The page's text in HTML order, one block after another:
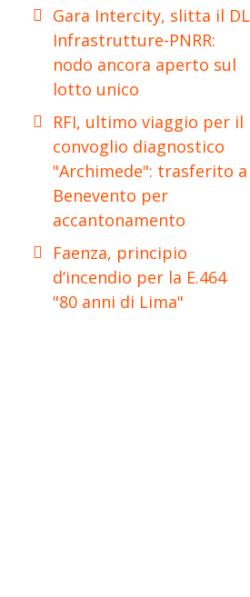
Gara Intercity, slitta il DL
Infrastrutture-PNRR:
nodo ancora aperto sul
lotto unico
RFI, ultimo viaggio per il
convoglio diagnostico
"Archimede": trasferito a
Benevento per
accantonamento
Faenza, principio
d’incendio per la E.464
"80 anni di Lima"